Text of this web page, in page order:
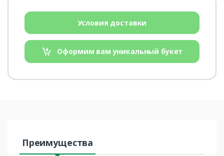
Условия доставки
Оформим вам уникальный букет
Преимущества